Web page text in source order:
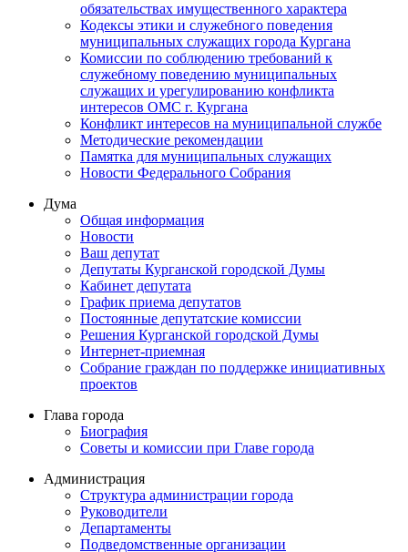
обязательствах имущественного характера
Кодексы этики и служебного поведения
муниципальных служащих города Кургана
Комиссии по соблюдению требований к
служебному поведению муниципальных
служащих и урегулированию конфликта
интересов ОМС г. Кургана
Конфликт интересов на муниципальной службе
Методические рекомендации
Памятка для муниципальных служащих
Новости Федерального Cобрания
Дума
Общая информация
Новости
Ваш депутат
Депутаты Курганской городской Думы
Кабинет депутата
График приема депутатов
Постоянные депутатские комиссии
Решения Курганской городской Думы
Интернет-приемная
Собрание граждан по поддержке инициативных
проектов
Глава города
Биография
Советы и комиссии при Главе города
Администрация
Структура администрации города
Руководители
Департаменты
Подведомственные организации